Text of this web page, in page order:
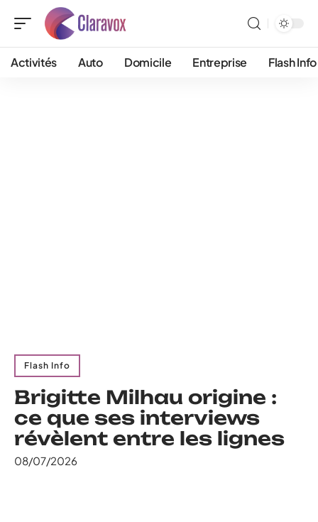
Activités Auto Domicile Entreprise Flash Info
Flash Info
Brigitte Milhau origine :
ce que ses interviews
révèlent entre les lignes
08/07/2026